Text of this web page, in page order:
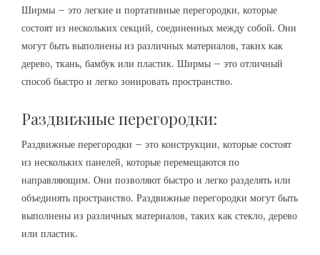
Ширмы – это легкие и портативные перегородки, которые
состоят из нескольких секций, соединенных между собой. Они
могут быть выполнены из различных материалов, таких как
дерево, ткань, бамбук или пластик. Ширмы – это отличный
способ быстро и легко зонировать пространство.
Раздвижные перегородки:
Раздвижные перегородки – это конструкции, которые состоят
из нескольких панелей, которые перемещаются по
направляющим. Они позволяют быстро и легко разделять или
объединять пространство. Раздвижные перегородки могут быть
выполнены из различных материалов, таких как стекло, дерево
или пластик.